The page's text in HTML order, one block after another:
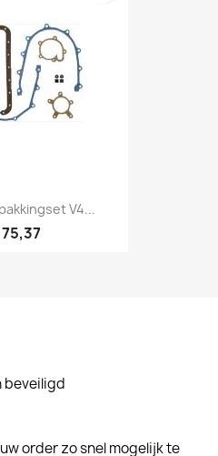
V4...
beveiligd
order zo snel mogelijk te